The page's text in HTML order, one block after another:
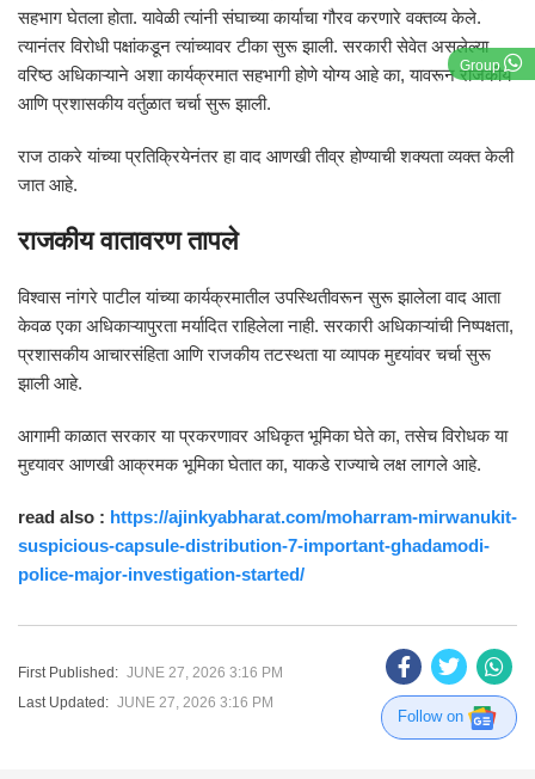
Group
सहभाग घेतला होता. यावेळी त्यांनी संघाच्या कार्याचा गौरव करणारे वक्तव्य केले.
त्यानंतर विरोधी पक्षांकडून त्यांच्यावर टीका सुरू झाली. सरकारी सेवेत असलेल्या
वरिष्ठ अधिकाऱ्याने अशा कार्यक्रमात सहभागी होणे योग्य आहे का, यावरून राजकीय
आणि प्रशासकीय वर्तुळात चर्चा सुरू झाली.
राज ठाकरे यांच्या प्रतिक्रियेनंतर हा वाद आणखी तीव्र होण्याची शक्यता व्यक्त केली
जात आहे.
राजकीय वातावरण तापले
विश्वास नांगरे पाटील यांच्या कार्यक्रमातील उपस्थितीवरून सुरू झालेला वाद आता
केवळ एका अधिकाऱ्यापुरता मर्यादित राहिलेला नाही. सरकारी अधिकाऱ्यांची निष्पक्षता,
प्रशासकीय आचारसंहिता आणि राजकीय तटस्थता या व्यापक मुद्द्यांवर चर्चा सुरू
झाली आहे.
आगामी काळात सरकार या प्रकरणावर अधिकृत भूमिका घेते का, तसेच विरोधक या
मुद्द्यावर आणखी आक्रमक भूमिका घेतात का, याकडे राज्याचे लक्ष लागले आहे.
read also : https://ajinkyabharat.com/moharram-mirwanukit-
suspicious-capsule-distribution-7-important-ghadamodi-
police-major-investigation-started/
First Published: JUNE 27, 2026 3:16 PM
Last Updated: JUNE 27, 2026 3:16 PM
Follow on